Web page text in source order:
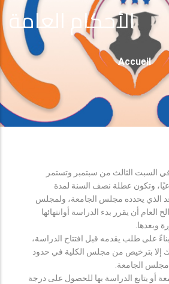
الأحكام العامة
Fil
Accueil
في السبت الثالث من سبتمبر وتستمر
وتكون عطلة نصف السنة لمدة
الذي يحدده مجلس الجامعة، ولمجلس
العام أن يقرر بدء الدراسة أوانتهائها
وبعدها.
بناءً على طلب يقدمه قبل افتتاح الدراسة،
إلا بترخيص من مجلس الكلية في حدود
مجلس الجامعة.
أو يتابع الدراسة بها للحصول على درجة